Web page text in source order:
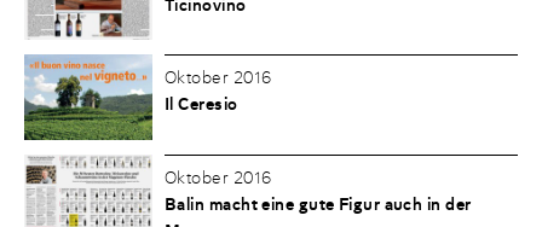
Oktober 2016
Il Ceresio
Oktober 2016
Balin macht eine gute Figur auch in der